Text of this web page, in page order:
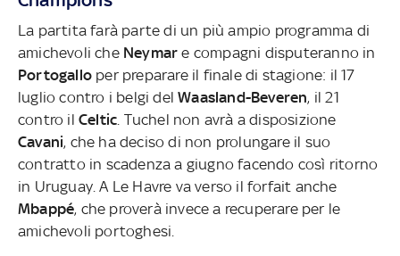
La partita farà parte di un più ampio programma di
amichevoli che Neymare compagni disputeranno in
Portogallo per preparare il finale di stagione: il 17
luglio contro i belgi delWaasland-Beveren, il 21
contro il Celtic . Tuchel non avrà a disposizione
Cavani, che ha deciso di non prolungare il suo
contratto in scadenza a giugno facendo così ritorno
in Uruguay. A Le Havre va verso il forfait anche
Mbappé, che proverà invece a recuperare per le
amichevoli portoghesi.